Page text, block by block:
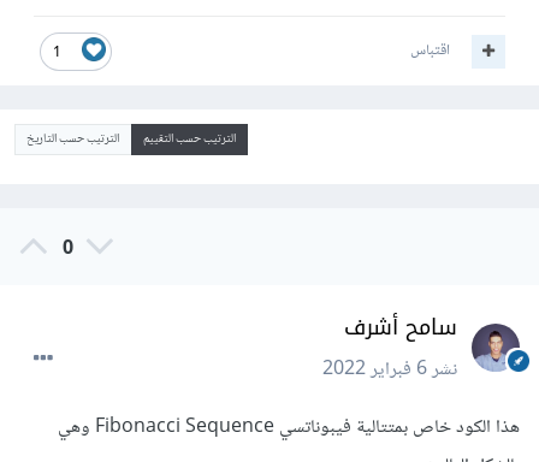
1 اقتباس
الترتيب حسب التقييم الترتيب حسب التاريخ
0
سامح أشرف
نشر6 فبراير 2022
هذا الكود خاص بمتتالية فيبوناتسي Fibonacci Sequence وهي